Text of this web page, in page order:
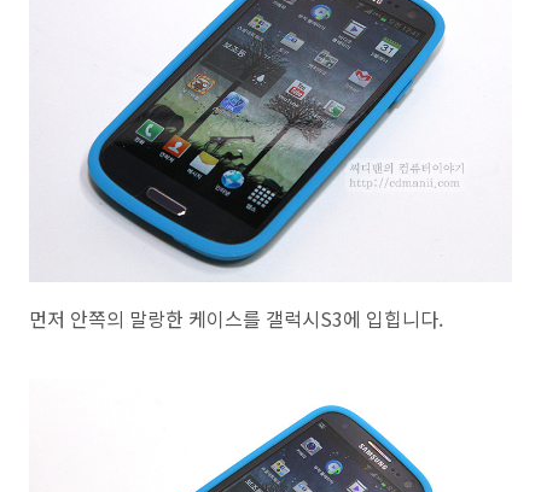
먼저 안쪽의 말랑한 케이스를 갤럭시S3에 입힙니다.